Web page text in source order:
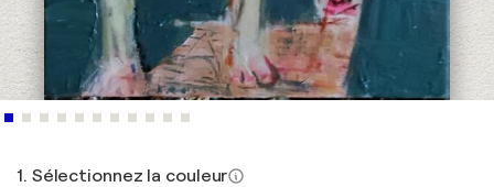
1. Sélectionnez la couleur